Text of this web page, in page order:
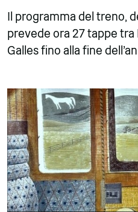
Il programma del treno,
prevede ora 27 tappe tra
Galles fino alla fine